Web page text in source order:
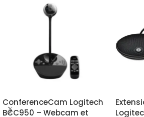
ConferenceCam Logitech
BCC950 – Webcam et